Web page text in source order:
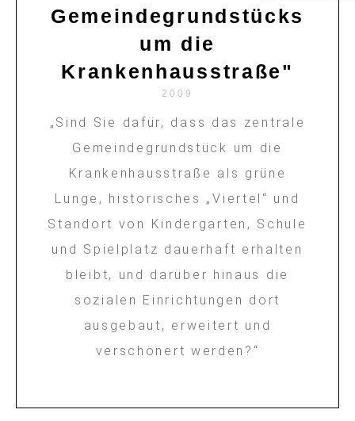
Gemeindegrundstücks
um die
Krankenhausstraße"
2009
„Sind Sie dafür, dass das zentrale
Gemeindegrundstück um die
Krankenhausstraße als grüne
Lunge, historisches „Viertel“ und
Standort von Kindergarten, Schule
und Spielplatz dauerhaft erhalten
bleibt, und darüber hinaus die
sozialen Einrichtungen dort
ausgebaut, erweitert und
verschönert werden?“